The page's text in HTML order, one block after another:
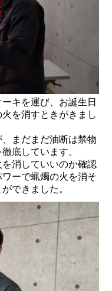
キを運び、お誕生日
を消すときがきまし
まだまだ油断は禁物
底しています。
消していいのか確認
ーで蝋燭の火を消そ
できました。